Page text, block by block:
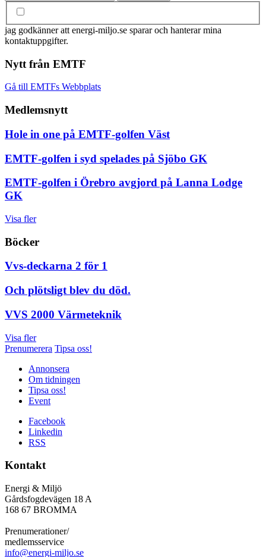
jag godkänner att energi-miljo.se sparar och hanterar mina
kontaktuppgifter.
Nytt från EMTF
Gå till EMTFs Webbplats
Medlemsnytt
Hole in one på EMTF-golfen Väst
EMTF-golfen i syd spelades på Sjöbo GK
EMTF-golfen i Örebro avgjord på Lanna Lodge
GK
Visa fler
Böcker
Vvs-deckarna 2 för 1
Och plötsligt blev du död.
VVS 2000 Värmeteknik
Visa fler
Prenumerera Tipsa oss!
Annonsera
Om tidningen
Tipsa oss!
Event
Facebook
Linkedin
RSS
Kontakt
Energi & Miljö
Gårdsfogdevägen 18 A
168 67 BROMMA
Prenumerationer/
medlemsservice
info@energi-miljo.se